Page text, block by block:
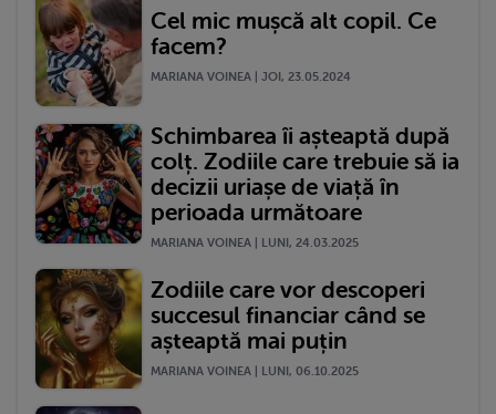
Cel mic mușcă alt copil. Ce
facem?
MARIANA VOINEA | JOI, 23.05.2024
Schimbarea îi așteaptă după
colț. Zodiile care trebuie să ia
decizii uriașe de viață în
perioada următoare
MARIANA VOINEA | LUNI, 24.03.2025
Zodiile care vor descoperi
succesul financiar când se
așteaptă mai puțin
MARIANA VOINEA | LUNI, 06.10.2025